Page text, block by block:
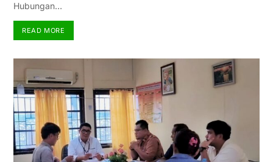
Hubungan…
READ MORE